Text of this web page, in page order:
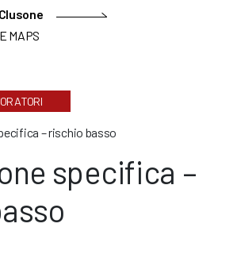
MAPS
– rischio basso
specifica –